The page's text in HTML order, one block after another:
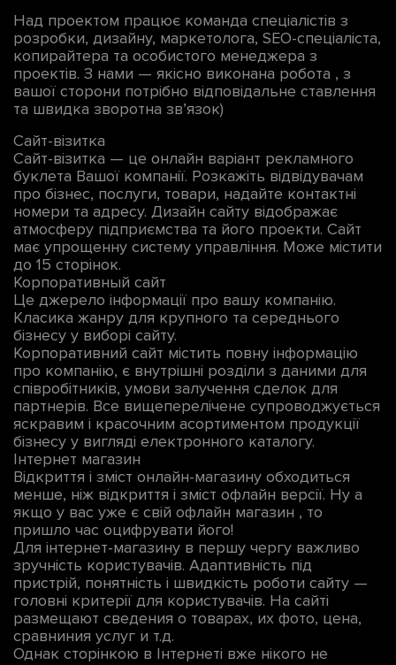
Над проектом працює команда спеціалістів з
розробки, дизайну, маркетолога, SEO-спеціаліста,
копирайтера та особистого менеджера з
проектів. З нами — якісно виконана робота , з
вашої сторони потрібно відповідальне ставлення
та швидка зворотна зв’язок)
Сайт-візитка
Сайт-візитка — це онлайн варіант рекламного
буклета Вашої компанії. Розкажіть відвідувачам
про бізнес, послуги, товари, надайте контактні
номери та адресу. Дизайн сайту відображає
атмосферу підприємства та його проекти. Сайт
має упрощенну систему управління. Може містити
до 15 сторінок.
Корпоративный сайт
Це джерело інформації про вашу компанію.
Класика жанру для крупного та середнього
бізнесу у виборі сайту.
Корпоративний сайт містить повну інформацію
про компанію, є внутрішні розділи з даними для
співробітників, умови залучення сделок для
партнерів. Все вищеперелічене супроводжується
яскравим і красочним асортиментом продукції
бізнесу у вигляді електронного каталогу.
Інтернет магазин
Відкриття і зміст онлайн-магазину обходиться
менше, ніж відкриття і зміст офлайн версії. Ну а
якщо у вас уже є свій офлайн магазин , то
пришло час оцифрувати його!
Для інтернет-магазину в першу чергу важливо
зручність користувачів. Адаптивність під
пристрій, понятність і швидкість роботи сайту —
головні критерії для користувачів. На сайті
размещают сведения о товарах, их фото, цена,
сравниния услуг и т.д.
Однак сторінкою в Інтернеті вже нікого не